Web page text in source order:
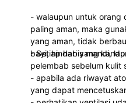
- walaupun untuk orang
paling aman, maka
yang aman, tidak
bayi, hindari yang
- Setiap habis mandi,
pelembab sebelum kulit
- apabila ada riwayat
yang dapat